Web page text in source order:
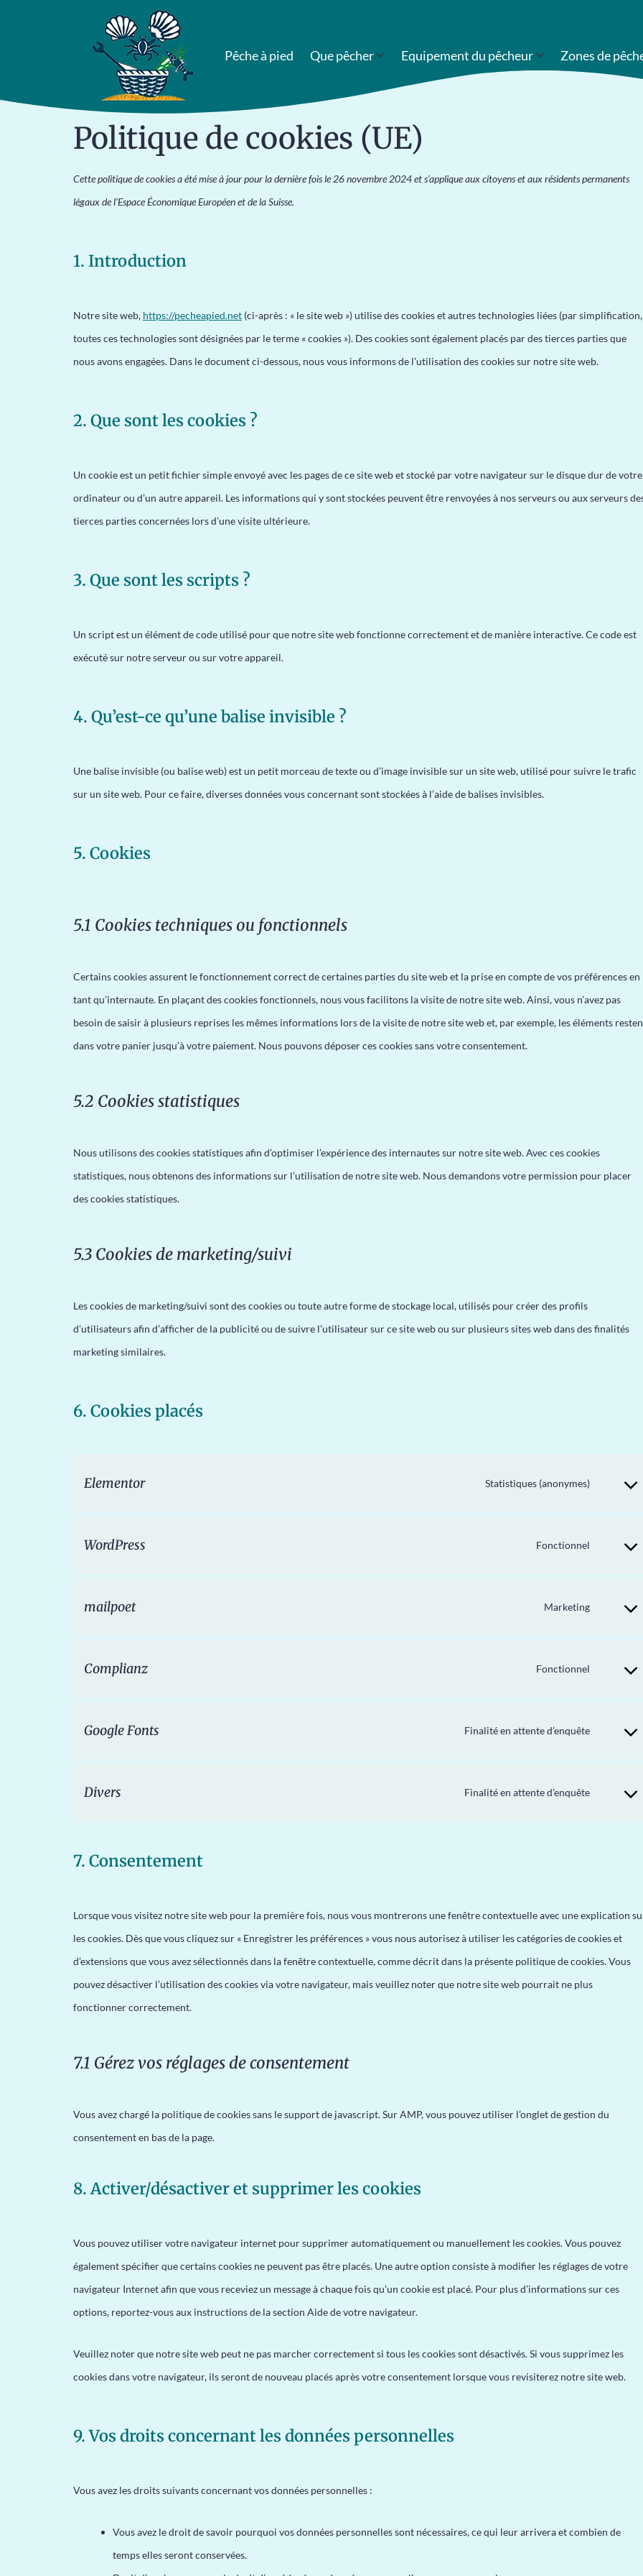
Pêche à pied Que pêcher Equipement du pêcheur Zones de
Politique de cookies (UE)
Cette politique de cookies a été mise à jour pour la dernière fois le 26 novembre 2024 et s’applique aux citoyens et aux résidents permanents
légaux de l’Espace Économique Européen et de la Suisse.
1. Introduction
Notre site web, https://pecheapied.net (ci-après : « le site web ») utilise des cookies et autres technologies liées (par simplification,
toutes ces technologies sont désignées par le terme « cookies »). Des cookies sont également placés par des tierces parties que
nous avons engagées. Dans le document ci-dessous, nous vous informons de l’utilisation des cookies sur notre site web.
2. Que sont les cookies ?
Un cookie est un petit fichier simple envoyé avec les pages de ce site web et stocké par votre navigateur sur le disque dur de votre
ordinateur ou d’un autre appareil. Les informations qui y sont stockées peuvent être renvoyées à nos serveurs ou aux serveurs
tierces parties concernées lors d’une visite ultérieure.
3. Que sont les scripts ?
Un script est un élément de code utilisé pour que notre site web fonctionne correctement et de manière interactive. Ce code est
exécuté sur notre serveur ou sur votre appareil.
4. Qu’est-ce qu’une balise invisible ?
Une balise invisible (ou balise web) est un petit morceau de texte ou d’image invisible sur un site web, utilisé pour suivre le trafic
sur un site web. Pour ce faire, diverses données vous concernant sont stockées à l’aide de balises invisibles.
5. Cookies
5.1 Cookies techniques ou fonctionnels
Certains cookies assurent le fonctionnement correct de certaines parties du site web et la prise en compte de vos préférences en
tant qu’internaute. En plaçant des cookies fonctionnels, nous vous facilitons la visite de notre site web. Ainsi, vous n’avez pas
besoin de saisir à plusieurs reprises les mêmes informations lors de la visite de notre site web et, par exemple, les éléments
dans votre panier jusqu’à votre paiement. Nous pouvons déposer ces cookies sans votre consentement.
5.2 Cookies statistiques
Nous utilisons des cookies statistiques afin d’optimiser l’expérience des internautes sur notre site web. Avec ces cookies
statistiques, nous obtenons des informations sur l’utilisation de notre site web. Nous demandons votre permission pour placer
des cookies statistiques.
5.3 Cookies de marketing/suivi
Les cookies de marketing/suivi sont des cookies ou toute autre forme de stockage local, utilisés pour créer des profils
d’utilisateurs afin d’afficher de la publicité ou de suivre l’utilisateur sur ce site web ou sur plusieurs sites web dans des finalités
marketing similaires.
6. Cookies placés
Elementor Statistiques (anonymes)
WordPress Fonctionnel
mailpoet Marketing
Complianz Fonctionnel
Google Fonts Finalité en attente d’enquête
Divers Finalité en attente d’enquête
7. Consentement
Lorsque vous visitez notre site web pour la première fois, nous vous montrerons une fenêtre contextuelle avec une explication
les cookies. Dès que vous cliquez sur « Enregistrer les préférences » vous nous autorisez à utiliser les catégories de cookies et
d’extensions que vous avez sélectionnés dans la fenêtre contextuelle, comme décrit dans la présente politique de cookies. Vous
pouvez désactiver l’utilisation des cookies via votre navigateur, mais veuillez noter que notre site web pourrait ne plus
fonctionner correctement.
7.1 Gérez vos réglages de consentement
Vous avez chargé la politique de cookies sans le support de javascript. Sur AMP, vous pouvez utiliser l’onglet de gestion du
consentement en bas de la page.
8. Activer/désactiver et supprimer les cookies
Vous pouvez utiliser votre navigateur internet pour supprimer automatiquement ou manuellement les cookies. Vous pouvez
également spécifier que certains cookies ne peuvent pas être placés. Une autre option consiste à modifier les réglages de votre
navigateur Internet afin que vous receviez un message à chaque fois qu’un cookie est placé. Pour plus d’informations sur ces
options, reportez-vous aux instructions de la section Aide de votre navigateur.
Veuillez noter que notre site web peut ne pas marcher correctement si tous les cookies sont désactivés. Si vous supprimez les
cookies dans votre navigateur, ils seront de nouveau placés après votre consentement lorsque vous revisiterez notre site web.
9. Vos droits concernant les données personnelles
Vous avez les droits suivants concernant vos données personnelles :
Vous avez le droit de savoir pourquoi vos données personnelles sont nécessaires, ce qui leur arrivera et combien de
temps elles seront conservées.